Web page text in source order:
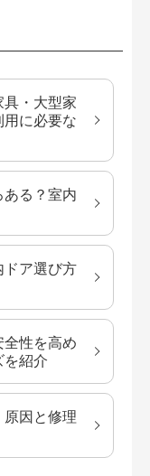
・大型家
に必要な
ある？室内
ドア選び方
性を高め
を紹介
因と修理